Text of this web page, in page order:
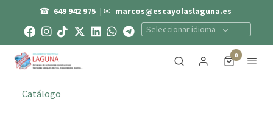
☎ 649 942 975 | ✉ marcos@escayolaslaguna.es
Seleccionar idioma
0
Catálogo